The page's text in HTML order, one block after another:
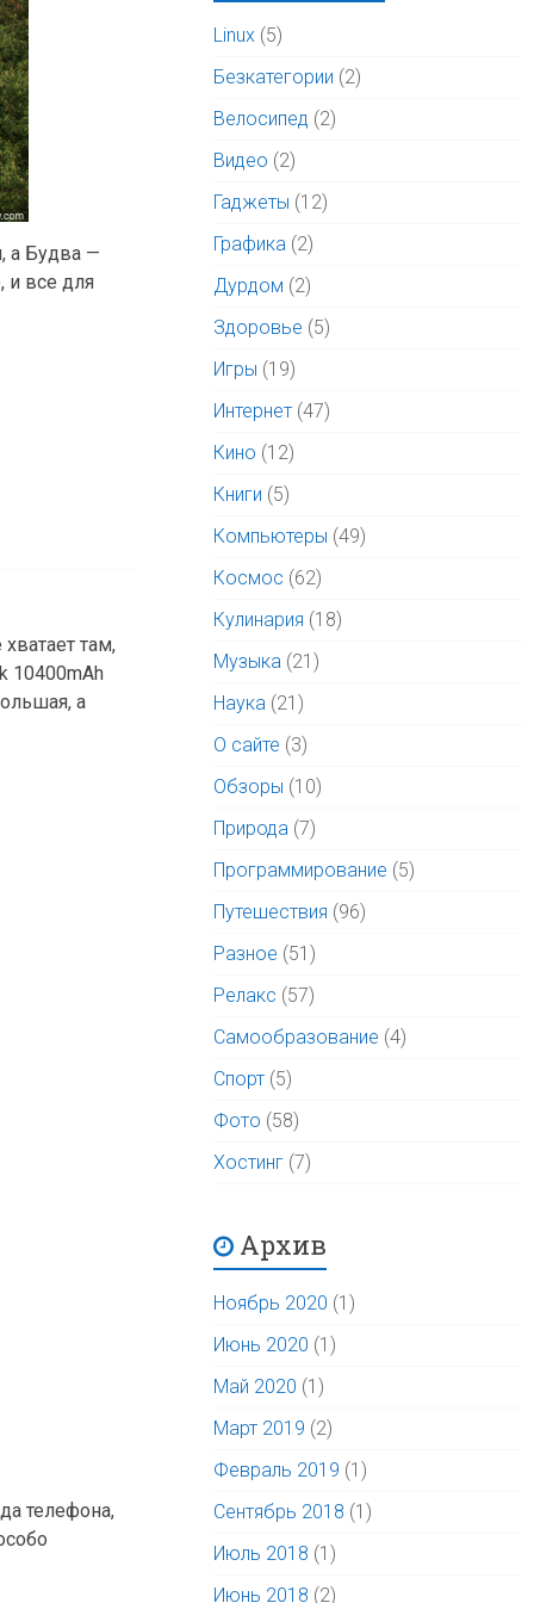
а Будва —
и все для
там,
10400mAh
а
телефона,
Linux (5)
Безкатегории (2)
Велосипед (2)
Видео (2)
Гаджеты (12)
Графика (2)
Дурдом (2)
Здоровье (5)
Игры (19)
Интернет (47)
Кино (12)
Книги (5)
Компьютеры (49)
Космос (62)
Кулинария (18)
Музыка (21)
Наука (21)
О сайте (3)
Обзоры (10)
Природа (7)
Программирование (5)
Путешествия (96)
Разное (51)
Релакс (57)
Самообразование (4)
Спорт (5)
Фото (58)
Хостинг (7)
Архив
Ноябрь 2020 (1)
Июнь 2020 (1)
Май 2020 (1)
Март 2019 (2)
Февраль 2019 (1)
Сентябрь 2018 (1)
Июль 2018 (1)
Июнь 2018 (2)